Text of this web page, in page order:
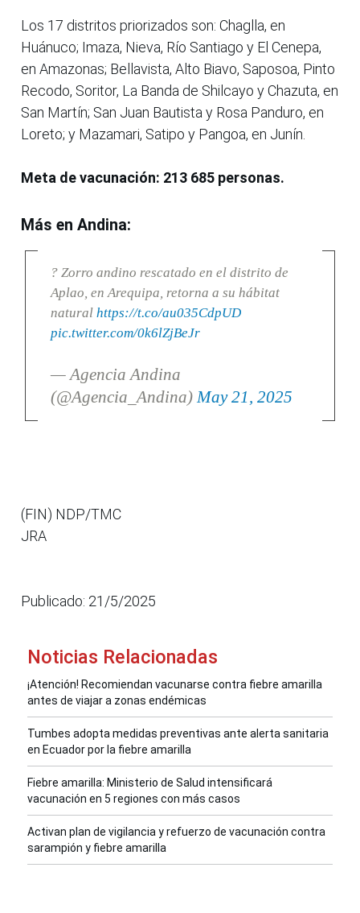
Los 17 distritos priorizados son: Chaglla, en
Huánuco; Imaza, Nieva, Río Santiago y El Cenepa,
en Amazonas; Bellavista, Alto Biavo, Saposoa, Pinto
Recodo, Soritor, La Banda de Shilcayo y Chazuta, en
San Martín; San Juan Bautista y Rosa Panduro, en
Loreto; y Mazamari, Satipo y Pangoa, en Junín.
Meta de vacunación: 213 685 personas.
Más en Andina:
? Zorro andino rescatado en el distrito de
Aplao, en Arequipa, retorna a su hábitat
natural https://t.co/au035CdpUD
pic.twitter.com/0k6lZjBeJr
— Agencia Andina
(@Agencia_Andina)May 21, 2025
(FIN) NDP/TMC
JRA
Publicado: 21/5/2025
Noticias Relacionadas
¡Atención! Recomiendan vacunarse contra fiebre amarilla
antes de viajar a zonas endémicas
Tumbes adopta medidas preventivas ante alerta sanitaria
en Ecuador por la fiebre amarilla
Fiebre amarilla: Ministerio de Salud intensificará
vacunación en 5 regiones con más casos
Activan plan de vigilancia y refuerzo de vacunación contra
sarampión y fiebre amarilla